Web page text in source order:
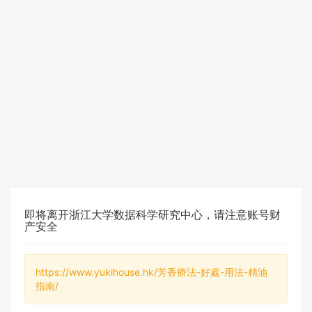
即将离开浙江大学数据科学研究中心，请注意账号财
产安全
https://www.yukihouse.hk/芳香療法-好處-用法-精油
指南/